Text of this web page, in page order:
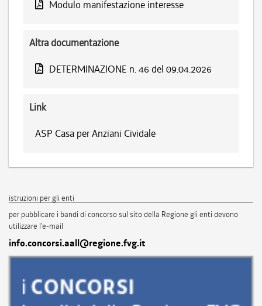
Modulo manifestazione interesse
Altra documentazione
DETERMINAZIONE n. 46 del 09.04.2026
Link
ASP Casa per Anziani Cividale
istruzioni per gli enti
per pubblicare i bandi di concorso sul sito della Regione gli enti devono
utilizzare l'e-mail
info.concorsi.aall@regione.fvg.it